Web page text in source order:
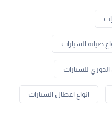
صيانة السيارات
للسيارات
انواع اعطال السيارات